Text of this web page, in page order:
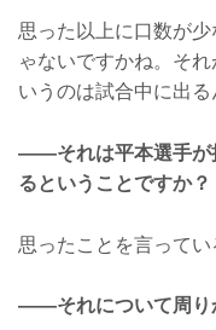
思った以上に口数が
ゃないですかね。そ
いうのは試合中に出る
——それは平本選手が
るということですか？
思ったことを言ってい
——それについて周り